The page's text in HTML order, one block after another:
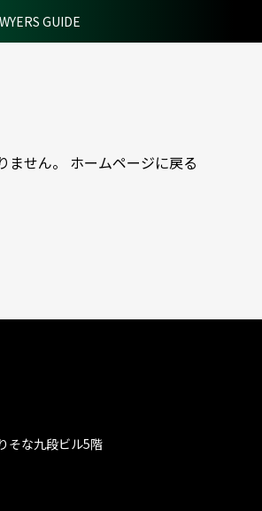
GUIDE
せん。 ホームページに戻る
りそな九段ビル5階